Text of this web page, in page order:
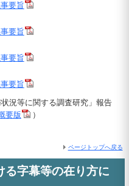
要旨
要旨
要旨
要旨
況等に関する調査研究」報告
要版 ）
ページトップへ戻る
る字幕等の在り方に